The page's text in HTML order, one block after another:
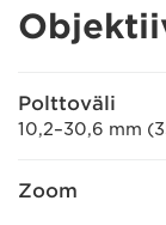
Polttoväli
10,2–30,6 mm
Zoom